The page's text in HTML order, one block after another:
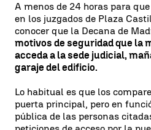
A menos de 24 horas para
en los juzgados de Plaza
conocer que la Decana de
motivos de seguridad que la
acceda a la sede judicial,
garaje del edificio.
Lo habitual es que los
puerta principal, pero en
pública de las personas